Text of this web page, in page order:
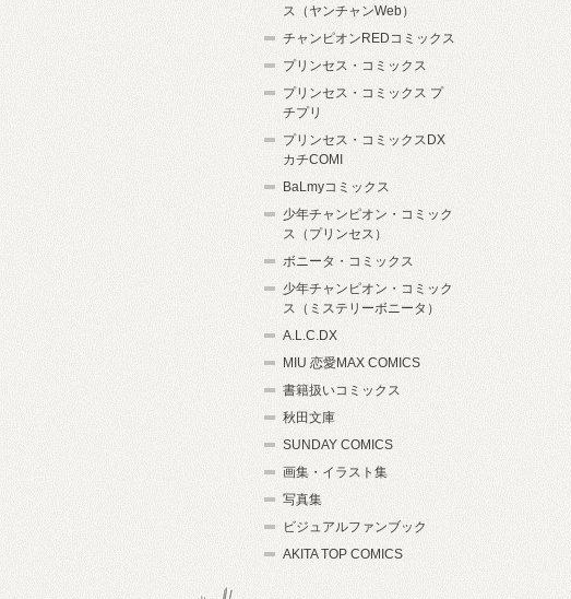
ス（ヤンチャンWeb）
チャンピオンREDコミックス
プリンセス・コミックス
プリンセス・コミックス プ
チプリ
プリンセス・コミックスDX
カチCOMI
BaLmyコミックス
少年チャンピオン・コミック
ス（プリンセス）
ボニータ・コミックス
少年チャンピオン・コミック
ス（ミステリーボニータ）
A.L.C.DX
MIU 恋愛MAX COMICS
書籍扱いコミックス
秋田文庫
SUNDAY COMICS
画集・イラスト集
写真集
ビジュアルファンブック
AKITA TOP COMICS